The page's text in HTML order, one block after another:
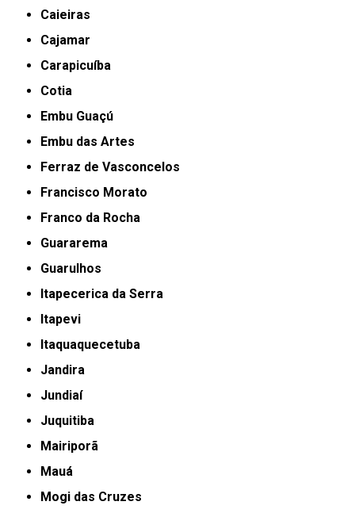
Caieiras
Cajamar
Carapicuíba
Cotia
Embu Guaçú
Embu das Artes
Ferraz de Vasconcelos
Francisco Morato
Franco da Rocha
Guararema
Guarulhos
Itapecerica da Serra
Itapevi
Itaquaquecetuba
Jandira
Jundiaí
Juquitiba
Mairiporã
Mauá
Mogi das Cruzes